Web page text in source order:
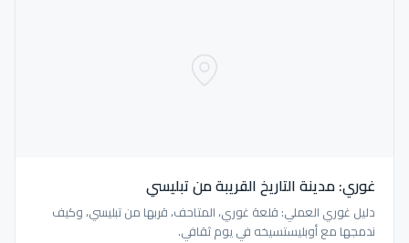
غوري: مدينة التاريخ القريبة من تبليسي
دليل غوري العملي: قلعة غوري، المتاحف، قربها من تبليسي، وكيف
ندمجها مع أوبليستسيخه في يوم ثقافي.